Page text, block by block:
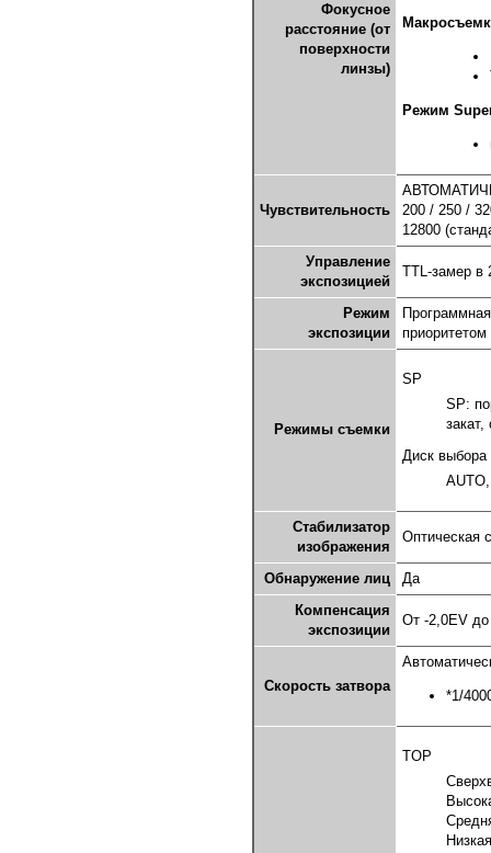
Фокусное
расстояние (от
поверхности
линзы)
Режим
Чувствительность
200 / 250 /
12800
Управление
экспозицией
TTL-замер в
Режим
экспозиции
Режимы съемки
SP
SP:
Диск
Стабилизатор
изображения
Оптическая
Обнаружение лиц
Да
Компенсация
экспозиции
От -2,0EV
Скорость затвора
*1/
TOP